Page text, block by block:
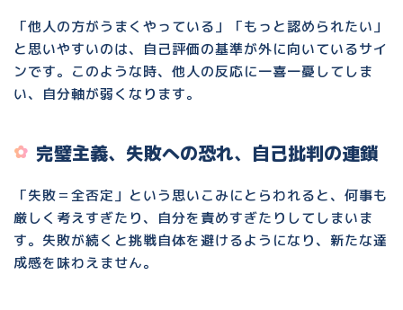
「他人の方がうまくやっている」「もっと認められたい」
と思いやすいのは、自己評価の基準が外に向いているサイ
ンです。このような時、他人の反応に一喜一憂してしま
い、自分軸が弱くなります。
完璧主義、失敗への恐れ、自己批判の連鎖
「失敗＝全否定」という思いこみにとらわれると、何事も
厳しく考えすぎたり、自分を責めすぎたりしてしまいま
す。失敗が続くと挑戦自体を避けるようになり、新たな達
成感を味わえません。